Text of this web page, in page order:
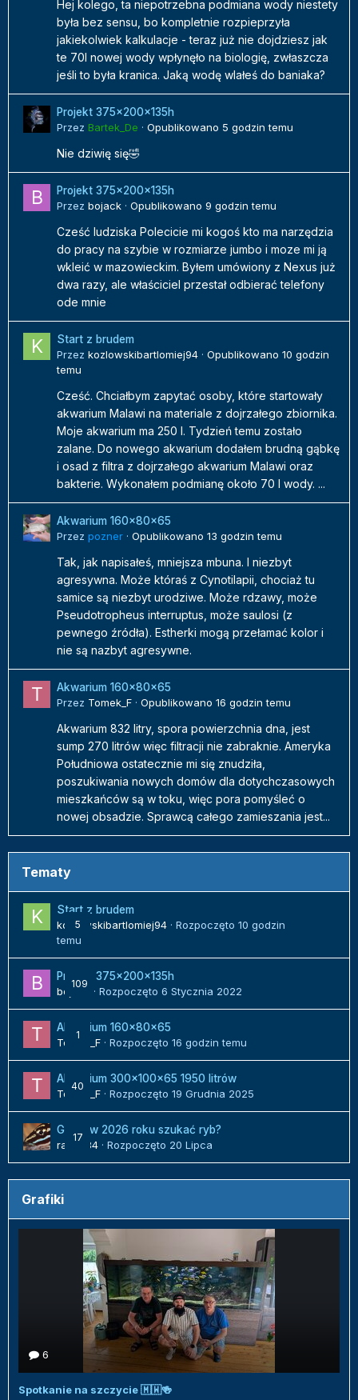
Hej kolego, ta niepotrzebna podmiana wody niestety
była bez sensu, bo kompletnie rozpieprzyła
jakiekolwiek kalkulacje - teraz już nie dojdziesz jak
te 70l nowej wody wpłynęło na biologię, zwłaszcza
jeśli to była kranica. Jaką wodę wlałeś do baniaka?
Projekt 375x200x135h
Przez Bartek_De · Opublikowano 5 godzin temu
Nie dziwię się🤣
Projekt 375x200x135h
Przez bojack · Opublikowano 9 godzin temu
Cześć ludziska Polecicie mi kogoś kto ma narzędzia
do pracy na szybie w rozmiarze jumbo i moze mi ją
wkleić w mazowieckim. Byłem umówiony z Nexus już
dwa razy, ale właściciel przestał odbierać telefony
ode mnie
Start z brudem
Przez kozlowskibartlomiej94 · Opublikowano 10 godzin
temu
Cześć. Chciałbym zapytać osoby, które startowały
akwarium Malawi na materiale z dojrzałego zbiornika.
Moje akwarium ma 250 l. Tydzień temu zostało
zalane. Do nowego akwarium dodałem brudną gąbkę
i osad z filtra z dojrzałego akwarium Malawi oraz
bakterie. Wykonałem podmianę około 70 l wody. ...
Akwarium 160x80x65
Przez pozner · Opublikowano 13 godzin temu
Tak, jak napisałeś, mniejsza mbuna. I niezbyt
agresywna. Może któraś z Cynotilapii, chociaż tu
samice są niezbyt urodziwe. Może rdzawy, może
Pseudotropheus interruptus, może saulosi (z
pewnego źródła). Estherki mogą przełamać kolor i
nie są nazbyt agresywne.
Akwarium 160x80x65
Przez Tomek_F · Opublikowano 16 godzin temu
Akwarium 832 litry, spora powierzchnia dna, jest
sump 270 litrów więc filtracji nie zabraknie. Ameryka
Południowa ostatecznie mi się znudziła,
poszukiwania nowych domów dla dotychczasowych
mieszkańców są w toku, więc pora pomyśleć o
nowej obsadzie. Sprawcą całego zamieszania jest...
Tematy
5
Start z brudem
kozlowskibartlomiej94 · Rozpoczęto 10 godzin
temu
109
Projekt 375x200x135h
bojack
· Rozpoczęto 6 Stycznia 2022
1
Akwarium 160x80x65
Tomek_F · Rozpoczęto 16 godzin temu
40
Akwarium 300x100x65 1950 litrów
Tomek_F · Rozpoczęto 19 Grudnia 2025
17
Gdzie w 2026 roku szukać ryb?
radek84 · Rozpoczęto 20 Lipca
Grafiki
6
Spotkanie na szczycie 🇲🇼🍻